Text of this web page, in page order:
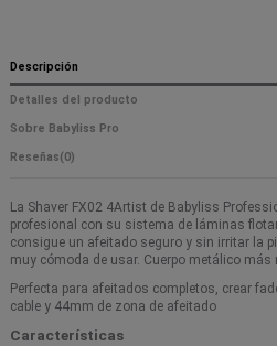
Descripción
Detalles del producto
Sobre Babyliss Pro
Reseñas(0)
La Shaver FX02 4Artist de Babyliss
profesional con su sistema de láminas
consigue un afeitado seguro y sin irritar la
muy cómoda de usar. Cuerpo metálico más
Perfecta para afeitados completos, crear
cable y 44mm de zona de afeitado
Características